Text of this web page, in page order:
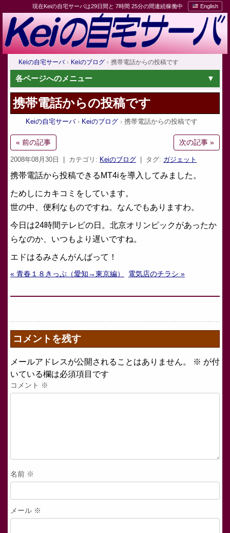
現在Keiの自宅サーバは29日間と 7時間 25分の間連続稼働中 English
Keiの自宅サーバ Keiのブログ 携帯電話からの投稿です
各ページへのメニュー
携帯電話からの投稿です
Keiの自宅サーバ Keiのブログ 携帯電話からの投稿です
« 前の記事 次の記事 »
2008年08月30日 | カテゴリ: Keiのブログ | タグ: ガジェット
携帯電話から投稿できるMT4iを導入してみました。
ためしにカキコミをしています。
世の中、便利なものですね。なんでもありますわ。
今日は24時間テレビの日。北京オリンピックがあったか
らなのか、いつもより遅いですね。
エドはるみさんがんばって！
« 青春１８きっぷ（愛知→東京編） 電気店のチラシ »
コメントを残す
メールアドレスが公開されることはありません。 ※ が付
いている欄は必須項目です
コメント ※
名前 ※
メール ※